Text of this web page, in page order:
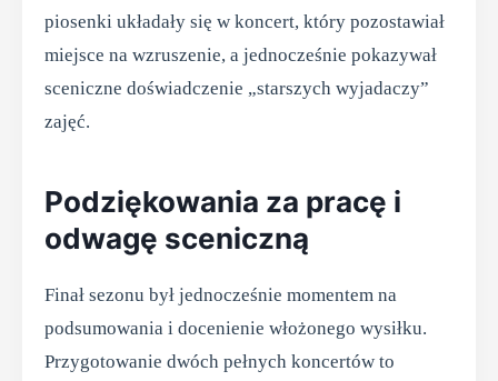
piosenki układały się w koncert, który pozostawiał
miejsce na wzruszenie, a jednocześnie pokazywał
sceniczne doświadczenie „starszych wyjadaczy”
zajęć.
Podziękowania za pracę i
odwagę sceniczną
Finał sezonu był jednocześnie momentem na
podsumowania i docenienie włożonego wysiłku.
Przygotowanie dwóch pełnych koncertów to